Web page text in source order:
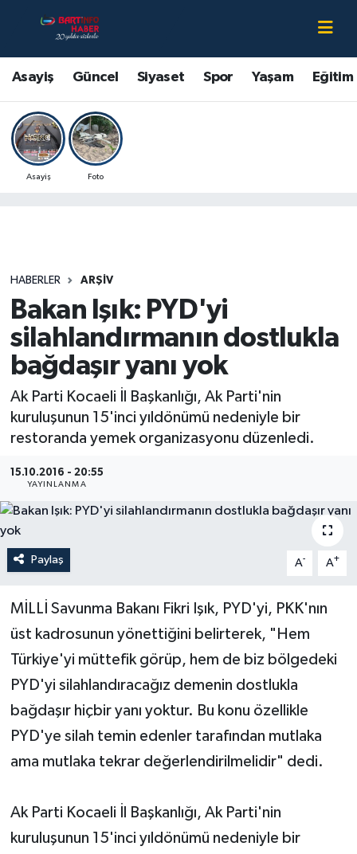
Asayiş Güncel Siyaset Spor Yaşam Eğitim
Asayiş Foto
HABERLER ARŞİV
Bakan Işık: PYD'yi
silahlandırmanın dostlukla
bağdaşır yanı yok
Ak Parti Kocaeli İl Başkanlığı, Ak Parti'nin
kuruluşunun 15'inci yıldönümü nedeniyle bir
restoranda yemek organizasyonu düzenledi.
15.10.2016 - 20:55
YAYINLANMA
Paylaş A- A+
MİLLİ Savunma Bakanı Fikri Işık, PYD'yi, PKK'nın
üst kadrosunun yönettiğini belirterek, "Hem
Türkiye'yi müttefik görüp, hem de biz bölgedeki
PYD'yi silahlandıracağız demenin dostlukla
bağdaşır hiçbir yanı yoktur. Bu konu özellikle
PYD'ye silah temin edenler tarafından mutlaka
ama mutlaka tekrar değerlendirilmelidir" dedi.
Ak Parti Kocaeli İl Başkanlığı, Ak Parti'nin
kuruluşunun 15'inci yıldönümü nedeniyle bir
Asayiş
Bartın Hakkında
Çevre
Eğitim
Kültür-Sanat
Magazin
Sağlık
Sinema
Sivil Toplum
Siyaset
Tarım
Turizm
Yaşam
YEREL
Bartın Nöbetçi Eczaneler
Bartın Hava Durumu
Bartin Namaz Vakitleri
Bartın Trafik Yoğunluk Haritası
Son Dakika Haberleri
Haber Arşivi